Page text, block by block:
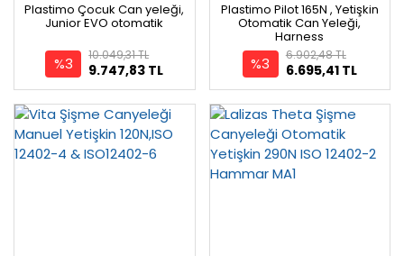
Plastimo Çocuk Can yeleği,
Junior EVO otomatik
%3 9.747,83 TL
10.049,31 TL
Plastimo Pilot 165N , Yetişkin
Otomatik Can Yeleği,
Harness
%3 6.695,41 TL
6.902,48 TL